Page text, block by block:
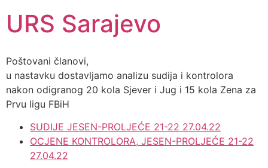
URS Sarajevo
Poštovani članovi,
u nastavku dostavljamo analizu sudija i kontrolora
nakon odigranog 20 kola Sjever i Jug i 15 kola Zena za
Prvu ligu FBiH
SUDIJE JESEN-PROLJEĆE 21-22 27.04.22
OCJENE KONTROLORA, JESEN-PROLJEĆE 21-22
27.04.22